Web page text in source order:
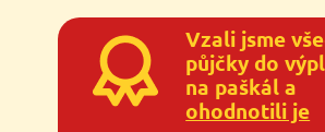
Vzali jsme
půjčky do
na paškál a
ohodnotili je